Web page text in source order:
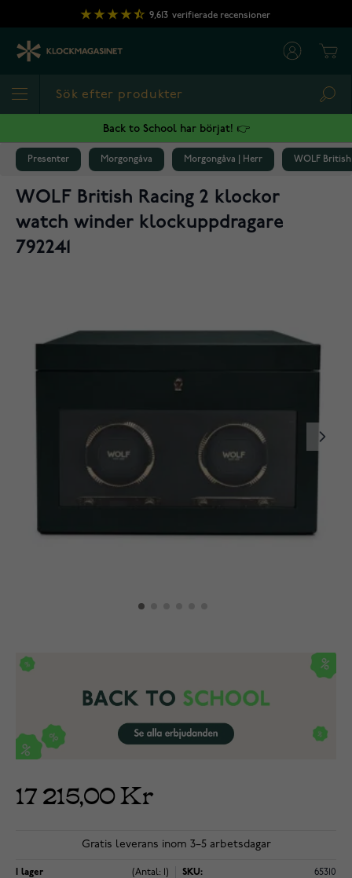
Hoppa till innehållet
9,613 verifierade recensioner
Back to School har börjat! 👉
Presenter Morgongåva Morgongåva | Herr WOLF
WOLF British Racing 2 klockor
watch winder klockuppdragare
792241
17 215,00 Kr
Gratis leverans inom 3–5 arbetsdagar
I lager (Antal: 1) SKU: 65310